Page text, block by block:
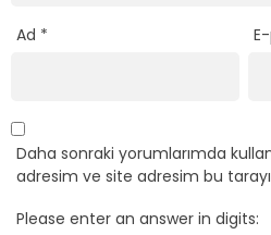
Ad *
Daha sonraki yorumlarımda
adresim ve site adresim bu
Please enter an answer in digits: